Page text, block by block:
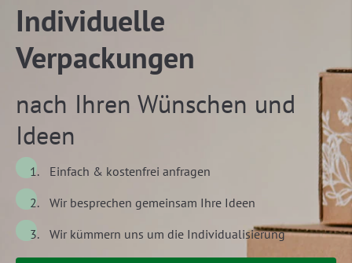
Individuelle
Verpackungen
nach Ihren Wünschen und
Ideen
Einfach & kostenfrei anfragen
Wir besprechen gemeinsam Ihre Ideen
Wir kümmern uns um die Individualisierung